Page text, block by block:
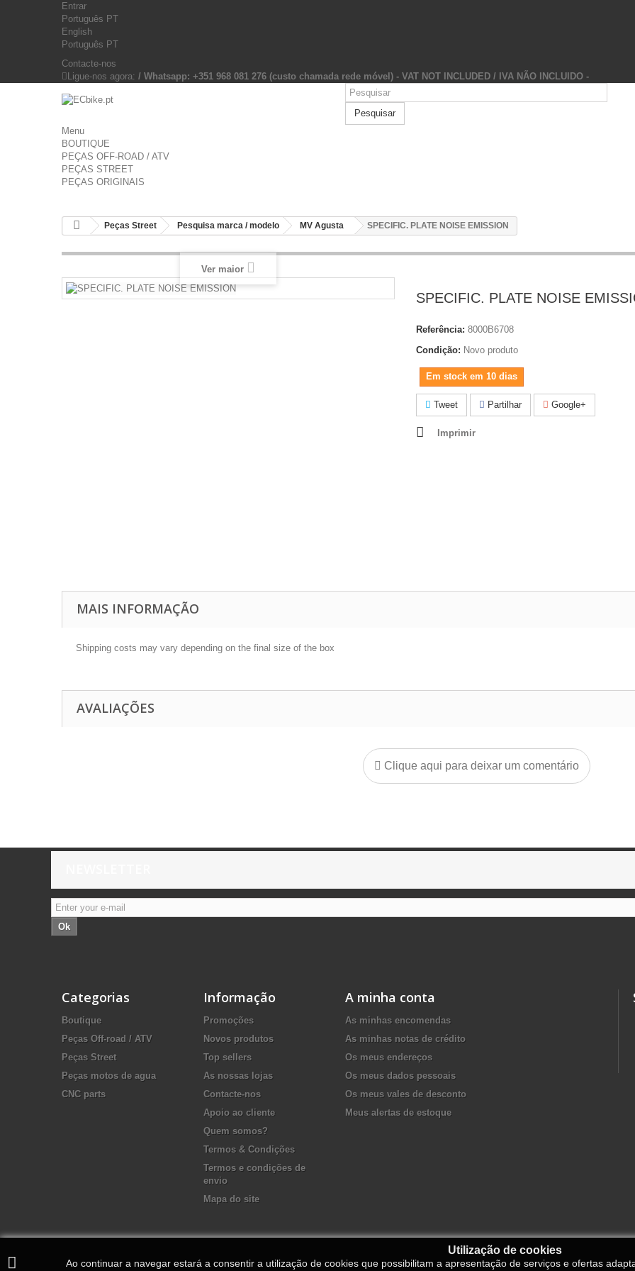
Entrar
Português PT
English
Português PT
Contacte-nos
Ligue-nos agora: / Whatsapp: +351 968 081 276 (custo chamada rede móvel) - VAT NOT INCLUDED / IVA NÃO INCLUIDO -
Pesquisar
Menu
BOUTIQUE
PEÇAS OFF-ROAD / ATV
PEÇAS STREET
PEÇAS ORIGINAIS
Peças Street Pesquisa marca / modelo MV Agusta SPECIFIC. PLATE NOISE EMISSION
Ver maior
SPECIFIC. PLATE NOISE
Referência: 8000B6708
Condição: Novo produto
Em stock em 10 dias
Tweet Partilhar Google+
Imprimir
MAIS INFORMAÇÃO
Shipping costs may vary depending on the final size of the box
AVALIAÇÕES
Clique aqui para deixar um comentário
Ok
Categorias
Boutique
Peças Off-road / ATV
Peças Street
Peças motos de agua
CNC parts
Informação
Promoções
Novos produtos
Top sellers
As nossas lojas
Contacte-nos
Apoio ao cliente
Quem somos?
Termos & Condições
Termos e condições de
envio
Mapa do site
A minha conta
As minhas encomendas
As minhas notas de crédito
Os meus endereços
Os meus dados pessoais
Os meus vales de desconto
Meus alertas de estoque
Utilização de cookies
Ao continuar a navegar estará a consentir a utilização de cookies que possibilitam a apresentação de serviços e ofertas